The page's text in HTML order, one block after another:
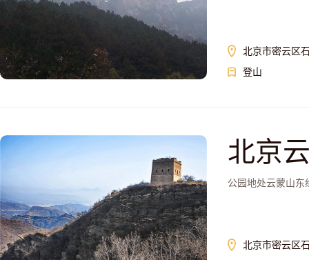
北京市密云区
登山
北京
公园地处云蒙山东
北京市密云区